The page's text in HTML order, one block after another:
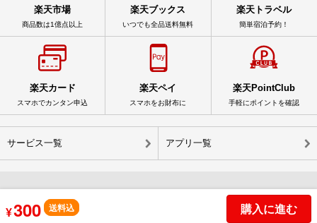
¥300 送料込 購入に進む
楽天市場
商品数は1億点以上
楽天ブックス
いつでも全品送料無料
楽天トラベル
簡単宿泊予約！
楽天カード
スマホでカンタン申込
楽天ペイ
スマホをお財布に
楽天PointClub
手軽にポイントを確認
サービス一覧 アプリ一覧